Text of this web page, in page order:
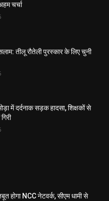
चर्चा
तीलू रौतेली पुरस्कार के लिए चुनी
में दर्दनाक सड़क हादसा, शिक्षकों से
होगा NCC नेटवर्क, सीएम धामी से